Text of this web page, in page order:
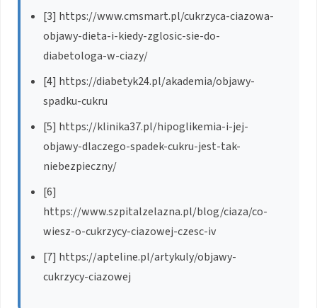
[3] https://www.cmsmart.pl/cukrzyca-ciazowa-
objawy-dieta-i-kiedy-zglosic-sie-do-
diabetologa-w-ciazy/
[4] https://diabetyk24.pl/akademia/objawy-
spadku-cukru
[5] https://klinika37.pl/hipoglikemia-i-jej-
objawy-dlaczego-spadek-cukru-jest-tak-
niebezpieczny/
[6]
https://www.szpitalzelazna.pl/blog/ciaza/co-
wiesz-o-cukrzycy-ciazowej-czesc-iv
[7] https://apteline.pl/artykuly/objawy-
cukrzycy-ciazowej